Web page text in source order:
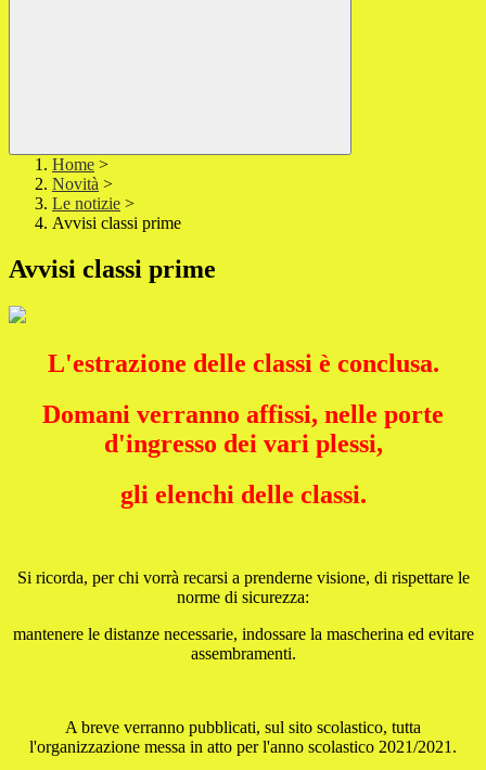
Home >
Novità >
Le notizie >
Avvisi classi prime
Avvisi classi prime
L'estrazione delle classi è conclusa.
Domani verranno affissi, nelle porte
d'ingresso dei vari plessi,
gli elenchi delle classi.
Si ricorda, per chi vorrà recarsi a prenderne visione, di rispettare le
norme di sicurezza:
mantenere le distanze necessarie, indossare la mascherina ed evitare
assembramenti.
A breve verranno pubblicati, sul sito scolastico, tutta
l'organizzazione messa in atto per l'anno scolastico 2021/2021.